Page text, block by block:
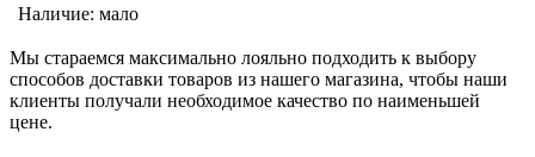
Наличие: мало
Мы стараемся максимально лояльно подходить к выбору
способов доставки товаров из нашего магазина, чтобы наши
клиенты получали необходимое качество по наименьшей
цене.